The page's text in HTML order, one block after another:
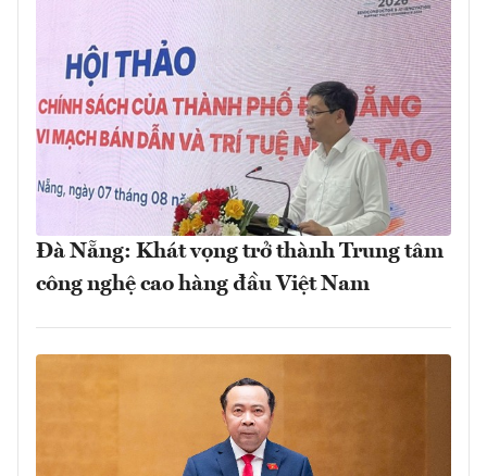
Đà Nẵng: Khát vọng trở thành Trung tâm
công nghệ cao hàng đầu Việt Nam